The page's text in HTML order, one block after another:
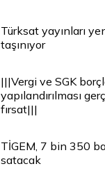
Türksat yayınları
taşınıyor
|||Vergi ve SGK
yapılandırılması
fırsat|||
TİGEM, 7 bin 350
satacak